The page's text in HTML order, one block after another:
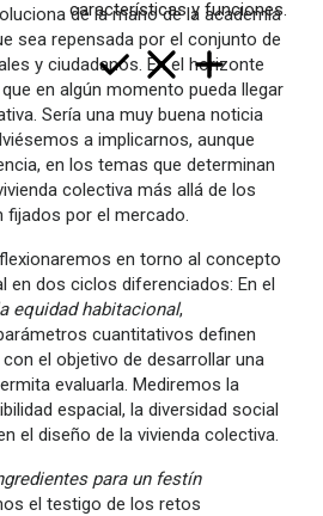
características y funciones.
Recorrido
cast en
de la mano de la academia
sea repensada por el conjunto de
y ciudadanos. En el horizonte
en algún momento pueda llegar
Sería una muy buena noticia
a implicarnos, aunque
en los temas que determinan
colectiva más allá de los
fijados por el mercado.
en torno al concepto
en dos ciclos diferenciados: En el
equidad habitacional,
cuantitativos definen
el objetivo de desarrollar una
evaluarla. Mediremos la
espacial, la diversidad social
el diseño de la vivienda colectiva.
para un festín
el testigo de los retos